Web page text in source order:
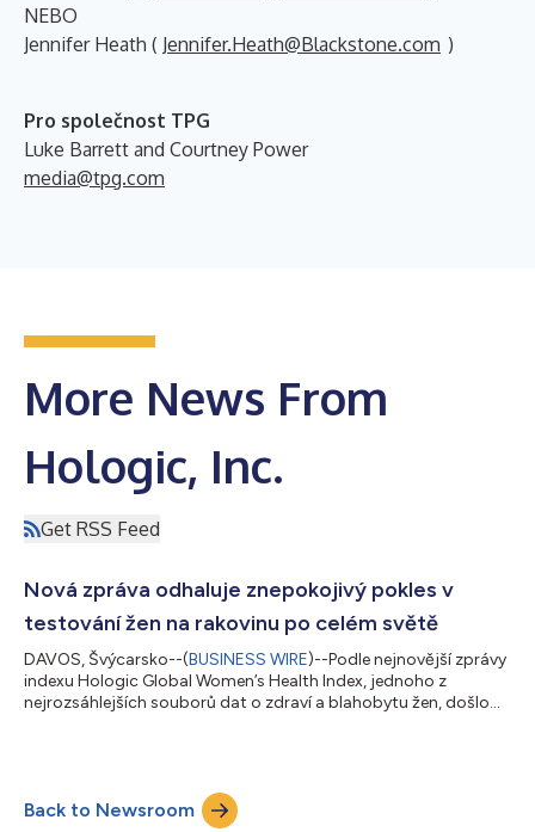
NEBO
Jennifer Heath ( Jennifer.Heath@Blackstone.com )
Pro společnost TPG
Luke Barrett and Courtney Power
media@tpg.com
More News From
Hologic, Inc.
Get RSS Feed
Nová zpráva odhaluje znepokojivý pokles v
testování žen na rakovinu po celém světě
DAVOS, Švýcarsko--(BUSINESS WIRE)--Podle nejnovější zprávy
indexu Hologic Global Women’s Health Index, jednoho z
nejrozsáhlejších souborů dat o zdraví a blahobytu žen, došlo
již čtvrtým rokem vyvolává nové obavy ohledně klesajících
trendů v oblasti zdraví žen. Poprvé v historii indexu došlo k
Back to Newsroom